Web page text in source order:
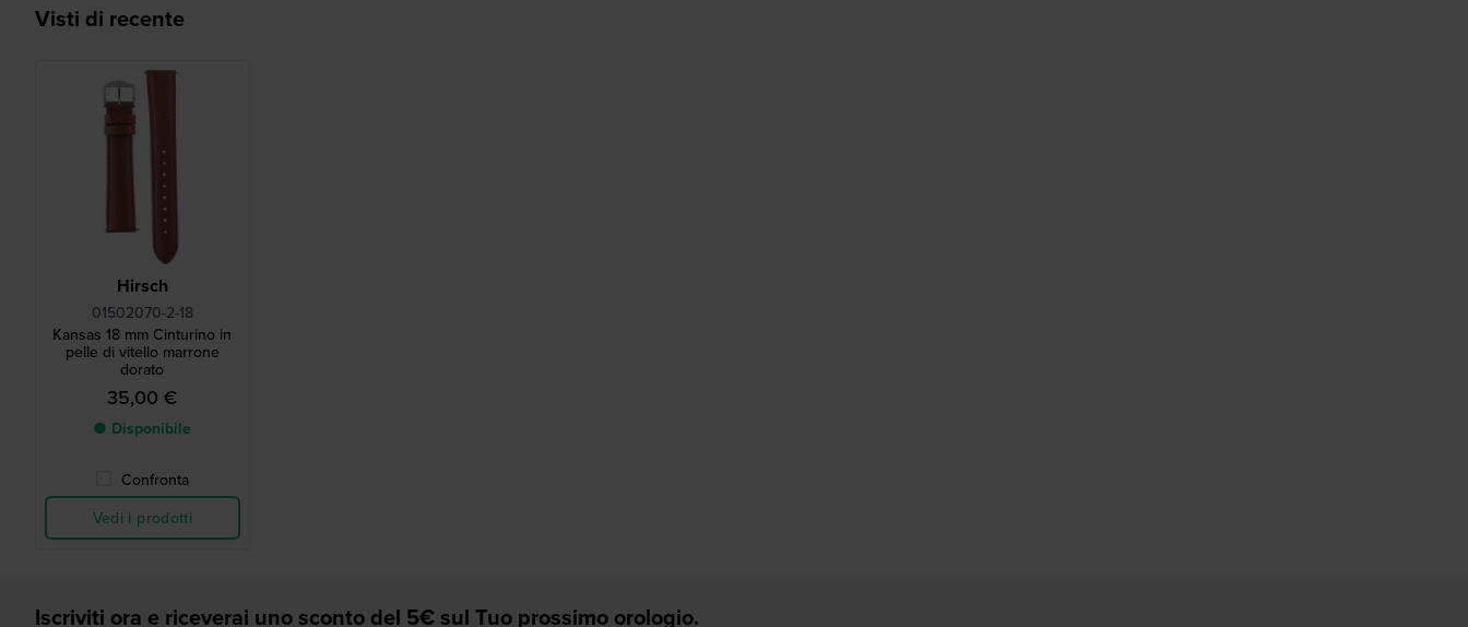
Visti di recente
Hirsch
01502070-2-18
Kansas 18 mm Cinturino in
pelle di vitello marrone
dorato
35,00 €
● Disponibile
Confronta
Vedi i prodotti
Iscriviti ora e riceverai uno sconto del 5€ sul Tuo prossimo orologio.